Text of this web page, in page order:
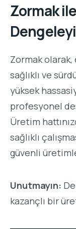
Zormak
Zormak
sağlıklı ve
yüksek
profesyonel
Üretim
sağlıklı
güvenli
Unutmayın:
kazançlı bir